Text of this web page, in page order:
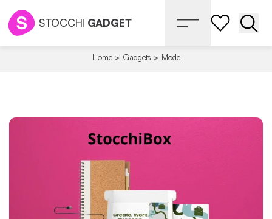
STOCCHI GADGET
Home> Gadgets > Mode